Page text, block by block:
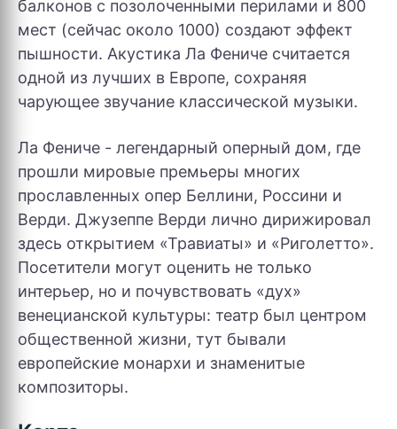
балконов с позолоченными перилами и 800
мест (сейчас около 1000) создают эффект
пышности. Акустика Ла Фениче считается
одной из лучших в Европе, сохраняя
чарующее звучание классической музыки.
Ла Фениче - легендарный оперный дом, где
прошли мировые премьеры многих
прославленных опер Беллини, Россини и
Верди. Джузеппе Верди лично дирижировал
здесь открытием «Травиаты» и «Риголетто».
Посетители могут оценить не только
интерьер, но и почувствовать «дух»
венецианской культуры: театр был центром
общественной жизни, тут бывали
европейские монархи и знаменитые
композиторы.